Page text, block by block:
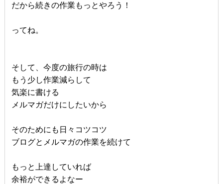
だから続きの作業もっとやろう！
ってね。
そして、今度の旅行の時は
もう少し作業減らして
気楽に書ける
メルマガだけにしたいから
そのためにも日々コツコツ
ブログとメルマガの作業を続けて
もっと上達していれば
余裕ができるよなー